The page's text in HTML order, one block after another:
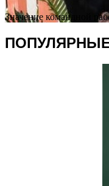
Значение командной